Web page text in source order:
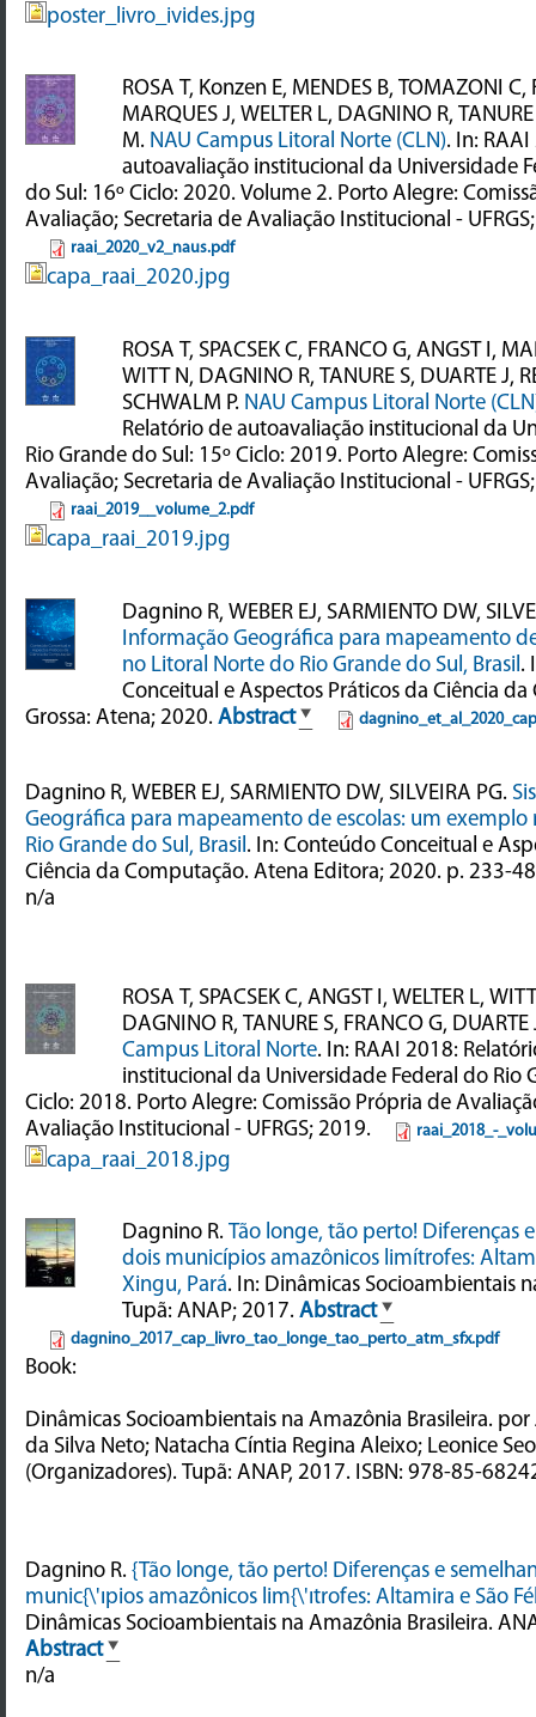
poster_livro_ivides.jpg
ROSA T, Konzen E, MENDES B, TOMAZONI C,
MARQUES J, WELTER L, DAGNINO R,
M. NAU Campus Litoral Norte (CLN). In:
autoavaliação institucional da Universidade
do Sul: 16º Ciclo: 2020. Volume 2. Porto Alegre:
Avaliação; Secretaria de Avaliação Institucional -
raai_2020_v2_naus.pdf
capa_raai_2020.jpg
ROSA T, SPACSEK C, FRANCO G, ANGST I,
WITT N, DAGNINO R, TANURE S, DUARTE J,
SCHWALM P. NAU Campus Litoral Norte
Relatório de autoavaliação institucional da
Rio Grande do Sul: 15º Ciclo: 2019. Porto Alegre:
Avaliação; Secretaria de Avaliação Institucional -
raai_2019__volume_2.pdf
capa_raai_2019.jpg
Dagnino R, WEBER EJ, SARMIENTO DW,
Informação Geográfica para mapeamento
no Litoral Norte do Rio Grande do Sul, Brasil .
Conceitual e Aspectos Práticos da Ciência
Grossa: Atena; 2020.Abstract
Dagnino R, WEBER EJ, SARMIENTO DW, SILVEIRA PG.
Geográfica para mapeamento de escolas: um
Rio Grande do Sul, Brasil. In: Conteúdo Conceitual e
Ciência da Computação. Atena Editora; 2020. p. 233-
n/a
ROSA T, SPACSEK C, ANGST I, WELTER L,
DAGNINO R, TANURE S, FRANCO G, DUARTE
Campus Litoral Norte. In: RAAI 2018:
institucional da Universidade Federal do Rio
Ciclo: 2018. Porto Alegre: Comissão Própria de
Avaliação Institucional - UFRGS; 2019.
raai_2018_-
capa_raai_2018.jpg
Dagnino R.Tão longe, tão perto! Diferenças
dois municípios amazônicos limítrofes:
Xingu, Pará. In: Dinâmicas Socioambientais
Tupã: ANAP; 2017.Abstract
dagnino_2017_cap_livro_tao_longe_tao_perto_atm_sfx.pdf
Book:
Dinâmicas Socioambientais na Amazônia Brasileira.
da Silva Neto; Natacha Cíntia Regina Aleixo; Leonice
(Organizadores). Tupã: ANAP, 2017. ISBN: 978-85-
Dagnino R.{Tão longe, tão perto! Diferenças e
munic{\'ıpios amazônicos lim{\'ıtrofes: Altamira e São
Dinâmicas Socioambientais na Amazônia Brasileira.
Abstract
n/a